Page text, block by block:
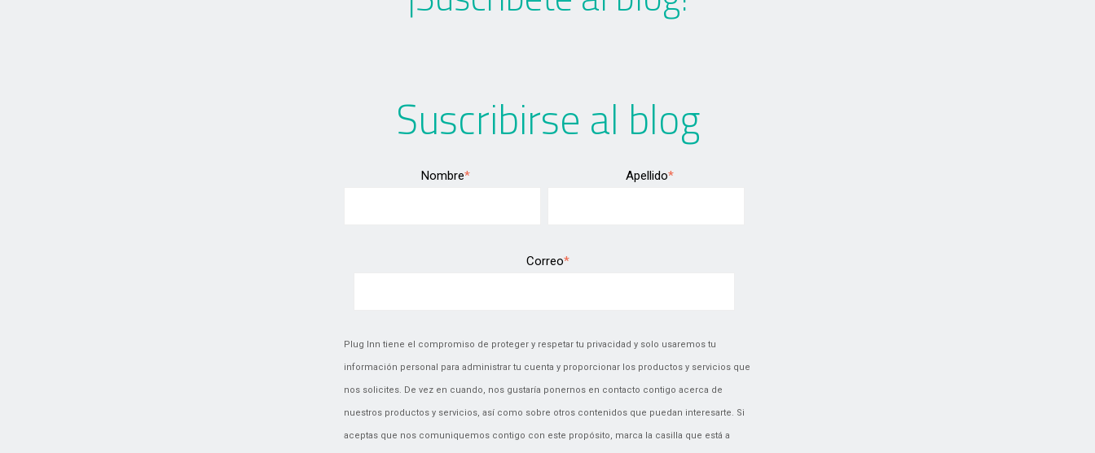
Suscribirse al blog
Nombre* Apellido*
Correo*
Plug Inn tiene el compromiso de proteger y respetar tu privacidad y solo usaremos tu
información personal para administrar tu cuenta y proporcionar los productos y servicios que
nos solicites. De vez en cuando, nos gustaría ponernos en contacto contigo acerca de
nuestros productos y servicios, así como sobre otros contenidos que puedan interesarte. Si
aceptas que nos comuniquemos contigo con este propósito, marca la casilla que está a